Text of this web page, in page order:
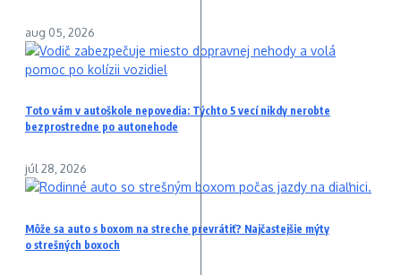
aug 05, 2026
Toto vám v autoškole nepovedia: Týchto 5 vecí nikdy nerobte
bezprostredne po autonehode
júl 28, 2026
Môže sa auto s boxom na streche prevrátiť? Najčastejšie mýty
o strešných boxoch